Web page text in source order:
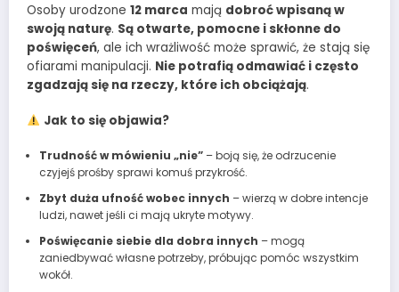
Osoby urodzone 12 marca mają dobroć wpisaną w
swoją naturę. Są otwarte, pomocne i skłonne do
poświęceń, ale ich wrażliwość może sprawić, że stają się
ofiarami manipulacji. Nie potrafią odmawiać i często
zgadzają się na rzeczy, które ich obciążają.
Jak to się objawia?
Trudność w mówieniu „nie”– boją się, że odrzucenie
czyjejś prośby sprawi komuś przykrość.
Zbyt duża ufność wobec innych – wierzą w dobre intencje
ludzi, nawet jeśli ci mają ukryte motywy.
Poświęcanie siebie dla dobra innych – mogą
zaniedbywać własne potrzeby, próbując pomóc wszystkim
wokół.